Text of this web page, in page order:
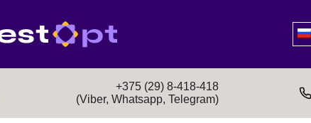
+375 (29) 8-418-418
(Viber, Whatsapp, Telegram)